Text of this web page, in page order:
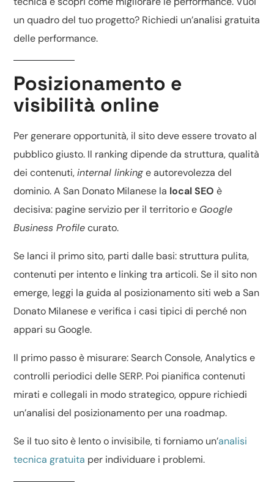
un quadro del tuo progetto? Richiedi un’analisi gratuita
delle performance.
Posizionamento e
visibilità online
Per generare opportunità, il sito deve essere trovato al
pubblico giusto. Il ranking dipende da struttura, qualità
dei contenuti,internal linkinge autorevolezza del
dominio. A San Donato Milanese la local SEO è
decisiva: pagine servizio per il territorio e Google
Business Profilecurato.
Se lanci il primo sito, parti dalle basi: struttura pulita,
contenuti per intento e linking tra articoli. Se il sito non
emerge, leggi la guida al posizionamento siti web a San
Donato Milanesee verifica i casi tipici di perché non
appari su Google.
Il primo passo è misurare: Search Console, Analytics e
controlli periodici delle SERP. Poi pianifica contenuti
mirati e collegali in modo strategico, oppure richiedi
un’analisi del posizionamento per una roadmap.
Se il tuo sito è lento o invisibile, ti forniamo un’analisi
tecnica gratuita per individuare i problemi.